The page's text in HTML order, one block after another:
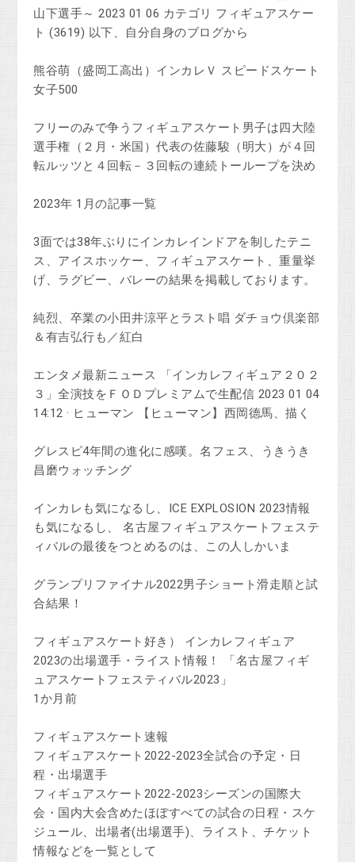
山下選手～ 2023 01 06 カテゴリ フィギュアスケー
ト (3619) 以下、自分自身のブログから
熊谷萌（盛岡工高出）インカレＶ スピードスケート
女子500
フリーのみで争うフィギュアスケート男子は四大陸
選手権（２月・米国）代表の佐藤駿（明大）が４回
転ルッツと４回転－３回転の連続トーループを決め
2023年 1月の記事一覧
3面では38年ぶりにインカレインドアを制したテニ
ス、アイスホッケー、フィギュアスケート、重量挙
げ、ラグビー、バレーの結果を掲載しております。
純烈、卒業の小田井涼平とラスト唱 ダチョウ倶楽部
＆有吉弘行も／紅白
エンタメ最新ニュース 「インカレフィギュア２０２
３」全演技をＦＯＤプレミアムで生配信 2023 01 04
14:12 · ヒューマン 【ヒューマン】西岡德馬、描く
グレスピ4年間の進化に感嘆。名フェス、うきうき
昌磨ウォッチング
インカレも気になるし、ICE EXPLOSION 2023情報
も気になるし、 名古屋フィギュアスケートフェステ
ィバルの最後をつとめるのは、この人しかいま
グランプリファイナル2022男子ショート滑走順と試
合結果！
フィギュアスケート好き） インカレフィギュア
2023の出場選手・ライスト情報！ 「名古屋フィギ
ュアスケートフェスティバル2023」
1か月前
フィギュアスケート速報
フィギュアスケート2022-2023全試合の予定・日
程・出場選手
フィギュアスケート2022-2023シーズンの国際大
会・国内大会含めたほぼすべての試合の日程・スケ
ジュール、出場者(出場選手)、ライスト、チケット
情報などを一覧として